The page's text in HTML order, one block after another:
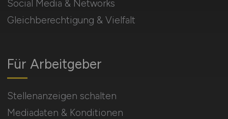
Social Media & Networks
Gleichberechtigung & Vielfalt
Für Arbeitgeber
Stellenanzeigen schalten
Mediadaten & Konditionen